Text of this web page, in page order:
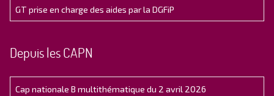
GT prise en charge des aides par la DGFiP
Depuis les CAPN
Cap nationale B multithématique du 2 avril 2026